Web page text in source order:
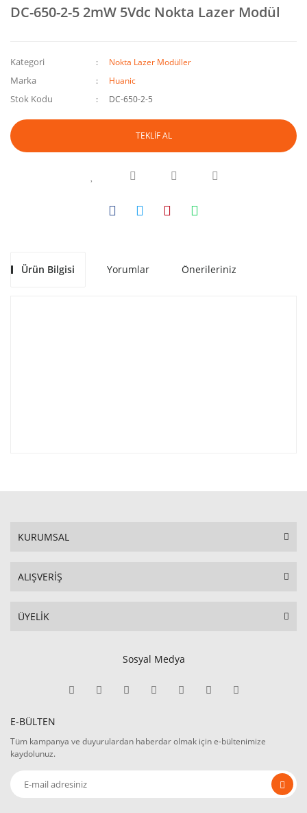
DC-650-2-5 2mW 5Vdc Nokta Lazer Modül
Kategori Nokta Lazer Modüller
Marka Huanic
Stok Kodu DC-650-2-5
TEKLİF AL
Ürün Bilgisi Yorumlar Önerileriniz
KURUMSAL
ALIŞVERİŞ
ÜYELİK
Sosyal Medya
E-BÜLTEN
Tüm kampanya ve duyurulardan haberdar olmak için e-bültenimize
kaydolunuz.